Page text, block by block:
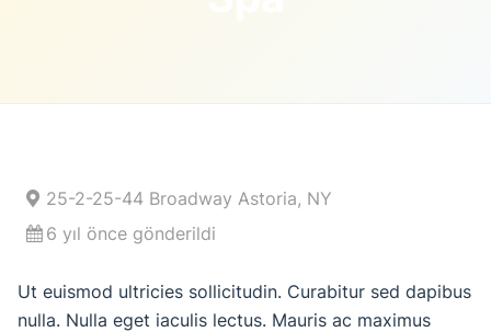
25-2-25-44 Broadway Astoria, NY
6 yıl önce gönderildi
Ut euismod ultricies sollicitudin. Curabitur sed dapibus
nulla. Nulla eget iaculis lectus. Mauris ac maximus